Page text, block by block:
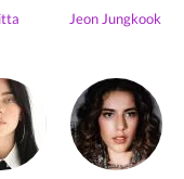
Jeon Jungkook